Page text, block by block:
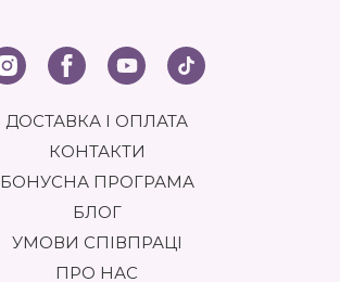
ДОСТАВКА І ОПЛАТА
КОНТАКТИ
БОНУСНА ПРОГРАМА
БЛОГ
УМОВИ СПІВПРАЦІ
ПРО НАС